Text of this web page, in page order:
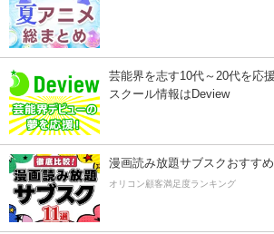
芸能界を志す10代～20代を応
スクール情報はDeview
漫画読み放題サブスクおすすめ
オリコン顧客満足度ランキング